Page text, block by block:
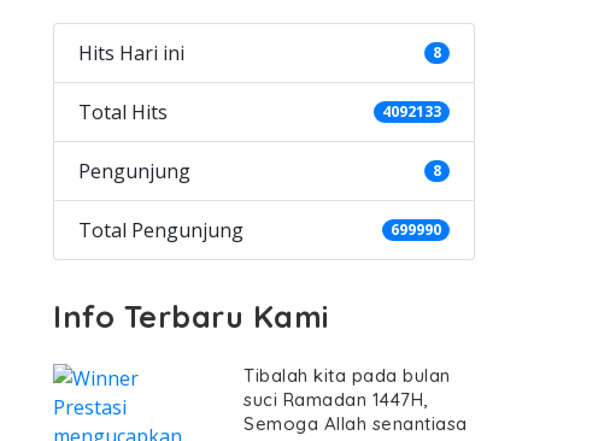
Hits Hari ini 8
Total Hits 4092133
Pengunjung 8
Total Pengunjung 699990
Info Terbaru Kami
Tibalah kita pada bulan
suci Ramadan 1447H,
Semoga Allah senantiasa